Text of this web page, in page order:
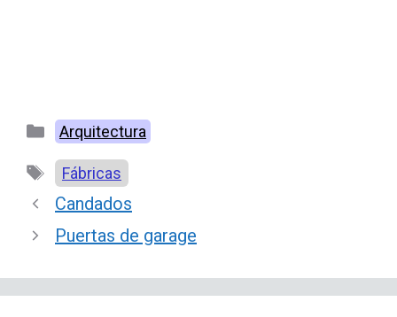
Categorías
Arquitectura
Etiquetas
Fábricas
Candados
Puertas de garage